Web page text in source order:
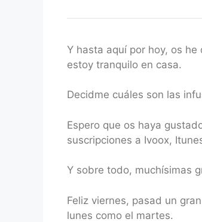
Y hasta aquí por hoy, os
estoy tranquilo en casa.
Decidme cuáles son las
Espero que os haya
suscripciones a Ivoox,
Y sobre todo, muchísimas
Feliz viernes, pasad un
lunes como el martes.